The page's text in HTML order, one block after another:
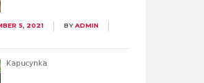
5, 2021 BYADMIN
Kapucynka